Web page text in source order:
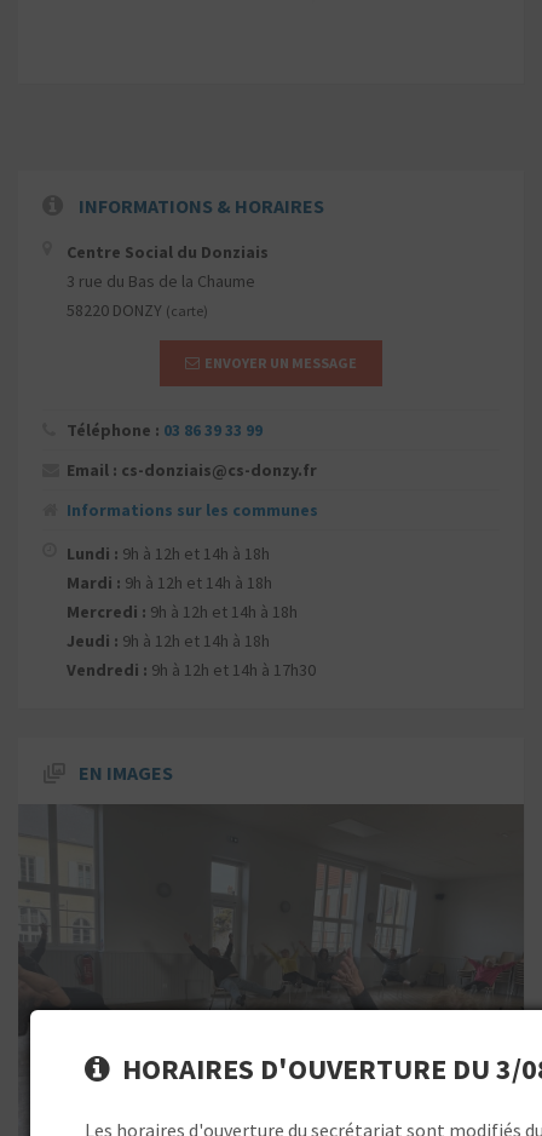
INFORMATIONS & HORAIRES
Centre Social du Donziais
3 rue du Bas de la Chaume
58220 DONZY (carte)
ENVOYER UN MESSAGE
Téléphone : 03 86 39 33 99
Email : cs-donziais@cs-donzy.fr
Informations sur les communes
Lundi : 9h à 12h et 14h à 18h
Mardi : 9h à 12h et 14h à 18h
Mercredi : 9h à 12h et 14h à 18h
Jeudi : 9h à 12h et 14h à 18h
Vendredi : 9h à 12h et 14h à 17h30
EN IMAGES
HORAIRES D'OUVERTURE DU 3/
Les horaires d'ouverture du secrétariat sont modifiés